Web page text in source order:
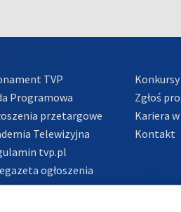
TVP
Programowa
przetargowe
Telewizyjna
tvp.pl
ogłoszenia
o nadawcy
Konkursy
Zgłoś
Kariera w
Kontakt